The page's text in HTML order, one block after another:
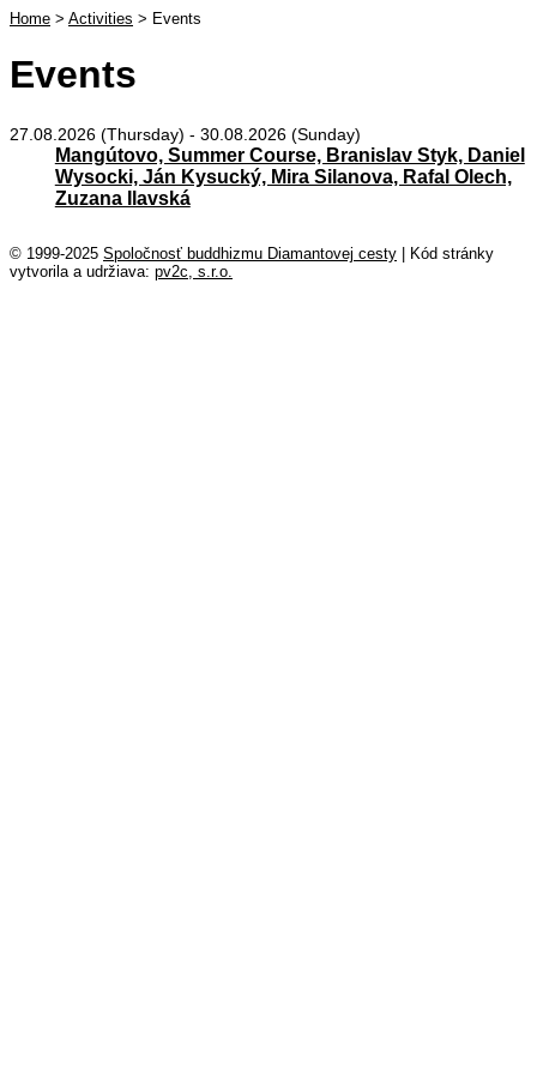
Home > Activities > Events
Events
27.08.2026 (Thursday) - 30.08.2026 (Sunday)
Mangútovo, Summer Course, Branislav Styk, Daniel
Wysocki, Ján Kysucký, Mira Silanova, Rafal Olech,
Zuzana Ilavská
© 1999-2025 Spoločnosť buddhizmu Diamantovej cesty
Kód stránky
vytvorila a udržiava: pv2c, s.r.o.